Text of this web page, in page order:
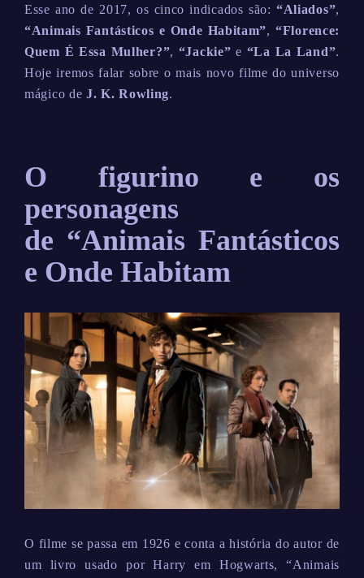
Esse ano de 2017, os cinco indicados são: “Aliados”,
“Animais Fantásticos e Onde Habitam”,“Florence:
Quem É Essa Mulher?”, “Jackie” e “La La Land”.
Hoje iremos falar sobre o mais novo filme do universo
mágico de J. K. Rowling.
O figurino e os
personagens
de “Animais Fantásticos
e Onde Habitam
O filme se passa em 1926 e conta a história do autor de
um livro usado por Harry em Hogwarts, “Animais